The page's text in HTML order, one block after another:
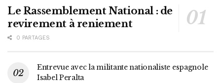
Le Rassemblement National : de
revirement à reniement
0 PARTAGES
Entrevue avec la militante nationaliste espagnole
Isabel Peralta